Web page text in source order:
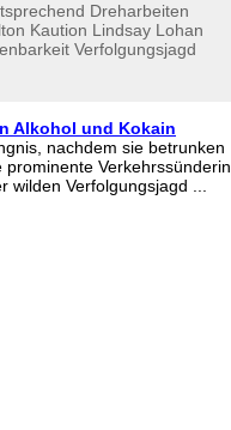
Dreharbeiten
Kaution Lindsay Lohan
Verfolgungsjagd
Alkohol und Kokain
nachdem sie betrunken
Verkehrssünderin
Verfolgungsjagd ...